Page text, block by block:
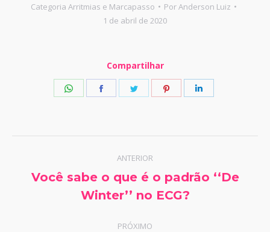
Categoria Arritmias e Marcapasso PorAnderson Luiz
1 de abril de 2020
Compartilhar
Share
Share
Share
Share
de
ANTERIOR
Post
anterior:
Você sabe o que é o padrão ‘‘De
Winter’’ no ECG?
PRÓXIMO